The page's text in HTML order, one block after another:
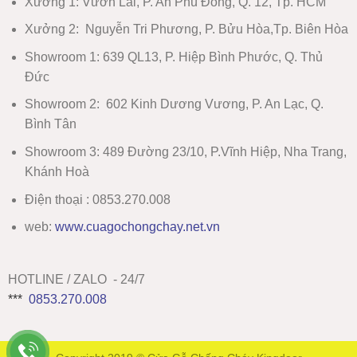
Xưởng 2: Nguyễn Tri Phương, P. Bửu Hòa,Tp. Biên Hòa
Showroom 1: 639 QL13, P. Hiệp Bình Phước, Q. Thủ
Đức
Showroom 2: 602 Kinh Dương Vương, P. An Lạc, Q.
Bình Tân
Showroom 3: 489 Đường 23/10, P.Vĩnh Hiệp, Nha Trang,
Khánh Hoà
Điện thoại : 0853.270.008
web: www.cuagochongchay.net.vn
HOTLINE / ZALO - 24/7
*** 0853.270.008